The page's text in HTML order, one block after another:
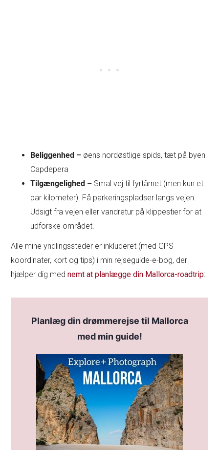
Beliggenhed – øens nordøstlige spids, tæt på byen
Capdepera
Tilgængelighed – Smal vej til fyrtårnet (men kun et
par kilometer). Få parkeringspladser langs vejen.
Udsigt fra vejen eller vandretur på klippestier for at
udforske området.
Alle mine yndlingssteder er inkluderet (med GPS-
koordinater, kort og tips) i min rejseguide-e-bog, der
hjælper dig mednemt at planlægge din Mallorca-roadtrip:
Planlæg din drømmerejse til Mallorca
med min guide!